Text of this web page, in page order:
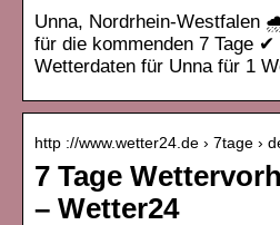
Unna, Nordrhein-Westfalen
für die kommenden 7 Tage
Wetterdaten für Unna für 1
http ://www.wetter24.de › 7tage ›
7 Tage
– Wetter24